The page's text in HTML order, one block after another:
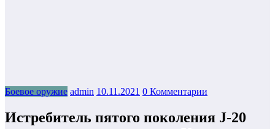
Боевое оружие admin 10.11.2021 0 Комментарии
Истребитель пятого поколения J-20